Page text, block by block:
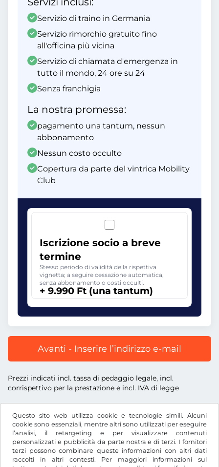
Questo sito web utilizza cookie e tecnologie simili. Alcuni
cookie sono essenziali, mentre altri sono utilizzati per eseguire
l’analisi, il retargeting e per visualizzare contenuti
personalizzati e pubblicità da parte nostra e di terzi. I fornitori
terzi possono combinare queste informazioni con altri dati
raccolti in altri contesti. Per maggiori informazioni sul
Servizio di traino in Germania
Servizio rimorchio gratuito fino
all'officina più vicina
Servizio di chiamata d'emergenza in
tutto il mondo, 24 ore su 24
Senza franchigia
La nostra promessa:
pagamento una tantum, nessun
abbonamento
Nessun costo occulto
Copertura da parte del vintrica Mobility
Club
Iscrizione socio a breve
termine
Stesso periodo di validità della rispettiva
vignetta; a seguire cessazione automatica,
senza abbonamento o costi occulti.
+ 9.990 Ft (una tantum)
Avanti - Inserire l’indirizzo e-mail
Prezzi indicati incl. tassa di pedaggio legale, incl.
corrispettivo per la prestazione e incl. IVA di legge
FtHUF